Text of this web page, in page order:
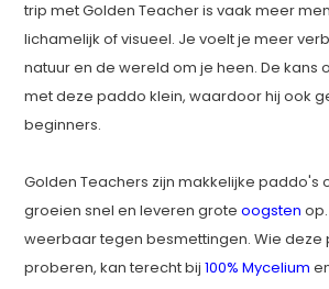
trip met Golden Teacher is vaak meer
lichamelijk of visueel. Je voelt je meer
natuur en de wereld om je heen. De kans
met deze paddo klein, waardoor hij ook
beginners.
Golden Teachers zijn makkelijke paddo's
groeien snel en leveren groteoogsten
weerbaar tegen besmettingen. Wie deze
proberen, kan terecht bij100% Mycelium